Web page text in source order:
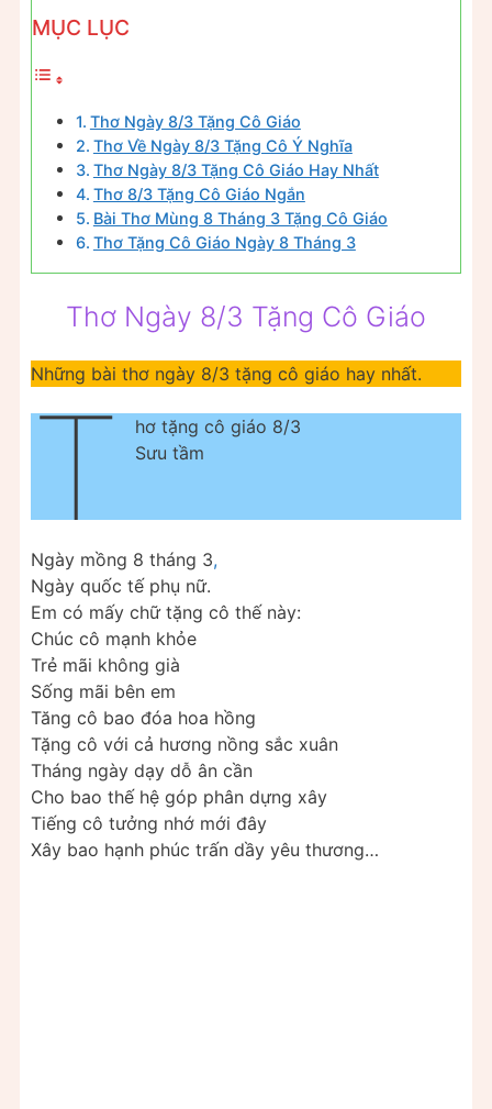
MỤC LỤC
Thơ Ngày 8/3 Tặng Cô Giáo
Thơ Về Ngày 8/3 Tặng Cô Ý Nghĩa
Thơ Ngày 8/3 Tặng Cô Giáo Hay Nhất
Thơ 8/3 Tặng Cô Giáo Ngắn
Bài Thơ Mùng 8 Tháng 3 Tặng Cô Giáo
Thơ Tặng Cô Giáo Ngày 8 Tháng 3
Thơ Ngày 8/3 Tặng Cô Giáo
Những bài thơ ngày 8/3 tặng cô giáo hay nhất.
T
hơ tặng cô giáo 8/3
Sưu tầm
Ngày mồng 8 tháng 3,
Ngày quốc tế phụ nữ.
Em có mấy chữ tặng cô thế này:
Chúc cô mạnh khỏe
Trẻ mãi không già
Sống mãi bên em
Tăng cô bao đóa hoa hồng
Tặng cô với cả hương nồng sắc xuân
Tháng ngày dạy dỗ ân cần
Cho bao thế hệ góp phân dựng xây
Tiếng cô tưởng nhớ mới đây
Xây bao hạnh phúc trấn dầy yêu thương…